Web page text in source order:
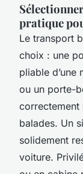
pratique
Le transport
choix : une
pliable d’une
ou un porte-
correctement
balades. Un
solidement
voiture.